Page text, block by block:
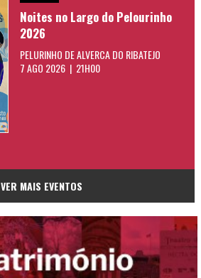
Noites no Largo do Pelourinho
2026
PELURINHO DE ALVERCA DO RIBATEJO
7 AGO 2026 | 21H00
VER MAIS EVENTOS